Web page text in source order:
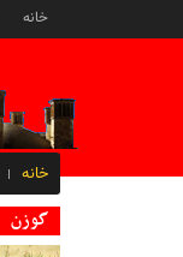
خانه
خانه
گوزن